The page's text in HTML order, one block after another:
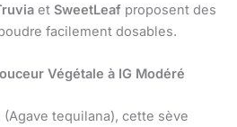
et SweetLeaf proposent des
facilement dosables.
Végétale à IG Modéré
(Agave tequilana), cette sève